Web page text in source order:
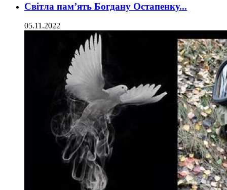
Світла пам’ять Богдану Остапенку...
05.11.2022